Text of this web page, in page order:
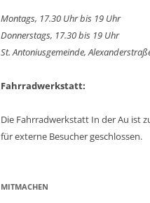
Montags, 17.30 Uhr bis 19 Uhr
Donnerstags, 17.30 bis 19 Uhr
St. Antoniusgemeinde,
Fahrradwerkstatt:
Die Fahrradwerkstatt In der Au ist
für externe Besucher geschlossen.
MITMACHEN